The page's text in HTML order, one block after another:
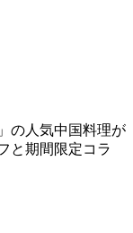
の人気中国料理が
と期間限定コラ